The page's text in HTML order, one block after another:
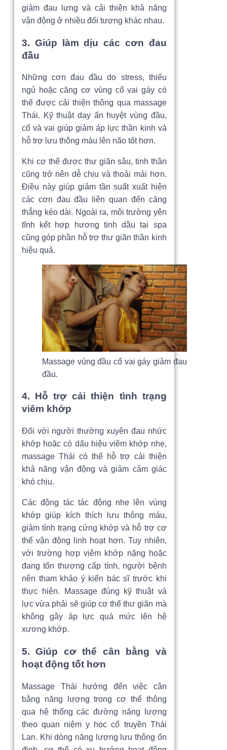
giảm đau lưng và cải thiện khả năng
vận động ở nhiều đối tượng khác nhau.
3. Giúp làm dịu các cơn đau
đầu
Những cơn đau đầu do stress, thiếu
ngủ hoặc căng cơ vùng cổ vai gáy có
thể được cải thiện thông qua massage
Thái. Kỹ thuật day ấn huyệt vùng đầu,
cổ và vai giúp giảm áp lực thần kinh và
hỗ trợ lưu thông máu lên não tốt hơn.
Khi cơ thể được thư giãn sâu, tinh thần
cũng trở nên dễ chịu và thoải mái hơn.
Điều này giúp giảm tần suất xuất hiện
các cơn đau đầu liên quan đến căng
thẳng kéo dài. Ngoài ra, môi trường yên
tĩnh kết hợp hương tinh dầu tại spa
cũng góp phần hỗ trợ thư giãn thần kinh
hiệu quả.
Massage vùng đầu cổ vai gáy giảm đau
đầu.
4. Hỗ trợ cải thiện tình trạng
viêm khớp
Đối với người thường xuyên đau nhức
khớp hoặc có dấu hiệu viêm khớp nhẹ,
massage Thái có thể hỗ trợ cải thiện
khả năng vận động và giảm cảm giác
khó chịu.
Các động tác tác động nhẹ lên vùng
khớp giúp kích thích lưu thông máu,
giảm tình trạng cứng khớp và hỗ trợ cơ
thể vận động linh hoạt hơn. Tuy nhiên,
với trường hợp viêm khớp nặng hoặc
đang tổn thương cấp tính, người bệnh
nên tham khảo ý kiến bác sĩ trước khi
thực hiện. Massage đúng kỹ thuật và
lực vừa phải sẽ giúp cơ thể thư giãn mà
không gây áp lực quá mức lên hệ
xương khớp.
5. Giúp cơ thể cân bằng và
hoạt động tốt hơn
Massage Thái hướng đến việc cân
bằng năng lượng trong cơ thể thông
qua hệ thống các đường năng lượng
theo quan niệm y học cổ truyền Thái
Lan. Khi dòng năng lượng lưu thông ổn